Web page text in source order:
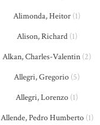
Alimonda, Heitor (1)
Alison, Richard(1)
Alkan, Charles-Valentin (2)
Allegri, Gregorio (5)
Allegri, Lorenzo (1)
Allende, Pedro Humberto(1)